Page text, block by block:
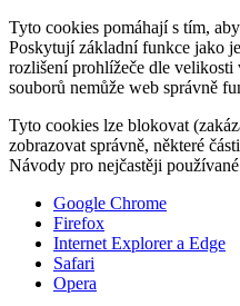
Tyto cookies pomáhají s tím,
Poskytují základní funkce jako
rozlišení prohlížeče dle velikosti
souborů nemůže web správně
Tyto cookies lze blokovat
zobrazovat správně, některé
Návody pro nejčastěji
Google Chrome
Firefox
Internet Explorer a Edge
Safari
Opera